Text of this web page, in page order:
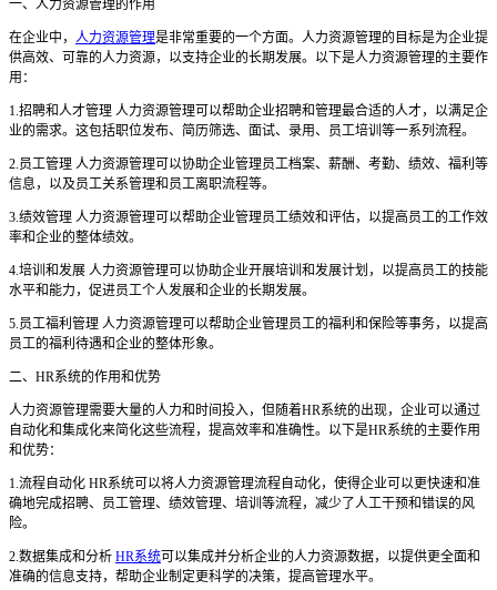
一、人力资源管理的作用
在企业中， 人力资源管理是非常重要的一个方面。人力资源管理的目标是为企业提
供高效、可靠的人力资源，以支持企业的长期发展。以下是人力资源管理的主要作
用：
1.招聘和人才管理 人力资源管理可以帮助企业招聘和管理最合适的人才，以满足企
业的需求。这包括职位发布、简历筛选、面试、录用、员工培训等一系列流程。
2.员工管理 人力资源管理可以协助企业管理员工档案、薪酬、考勤、绩效、福利等
信息，以及员工关系管理和员工离职流程等。
3.绩效管理 人力资源管理可以帮助企业管理员工绩效和评估，以提高员工的工作效
率和企业的整体绩效。
4.培训和发展 人力资源管理可以协助企业开展培训和发展计划，以提高员工的技能
水平和能力，促进员工个人发展和企业的长期发展。
5.员工福利管理 人力资源管理可以帮助企业管理员工的福利和保险等事务，以提高
员工的福利待遇和企业的整体形象。
二、HR系统的作用和优势
人力资源管理需要大量的人力和时间投入，但随着HR系统的出现，企业可以通过
自动化和集成化来简化这些流程，提高效率和准确性。以下是HR系统的主要作用
和优势：
1.流程自动化 HR系统可以将人力资源管理流程自动化，使得企业可以更快速和准
确地完成招聘、员工管理、绩效管理、培训等流程，减少了人工干预和错误的风
险。
2.数据集成和分析 HR系统可以集成并分析企业的人力资源数据，以提供更全面和
准确的信息支持，帮助企业制定更科学的决策，提高管理水平。